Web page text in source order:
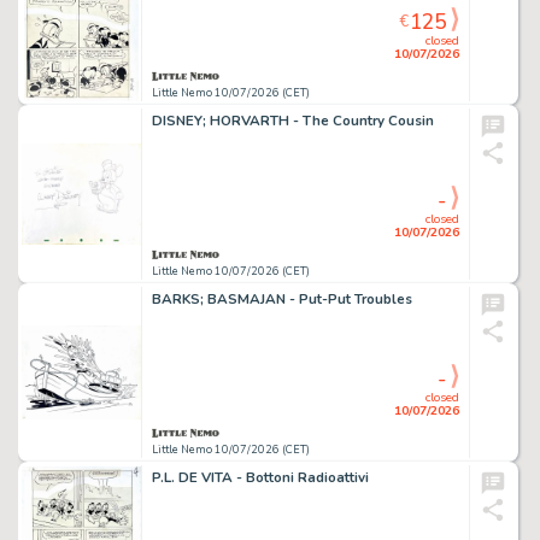
Little Nemo 10/07/2026 (CET)
closed
10/07/2026
€125
DISNEY; HORVARTH - The Country Cousin
Little Nemo 10/07/2026 (CET)
closed
10/07/2026
-
BARKS; BASMAJAN - Put-Put Troubles
Little Nemo 10/07/2026 (CET)
closed
10/07/2026
-
P.L. DE VITA - Bottoni Radioattivi